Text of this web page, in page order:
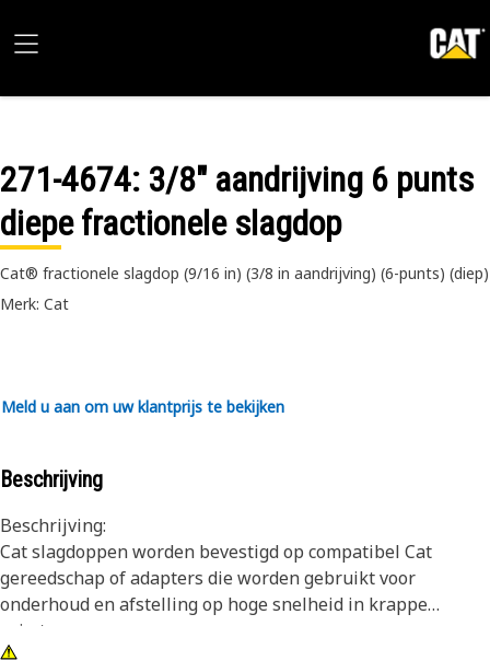
271-4674: 3/8" aandrijving 6 punts
diepe fractionele slagdop
Cat® fractionele slagdop (9/16 in) (3/8 in aandrijving) (6-punts) (diep)
Merk: Cat
Meld u aan om uw klantprijs te bekijken
Beschrijving
Beschrijving:
Cat slagdoppen worden bevestigd op compatibel Cat
gereedschap of adapters die worden gebruikt voor
onderhoud en afstelling op hoge snelheid in krappe
ruimten.